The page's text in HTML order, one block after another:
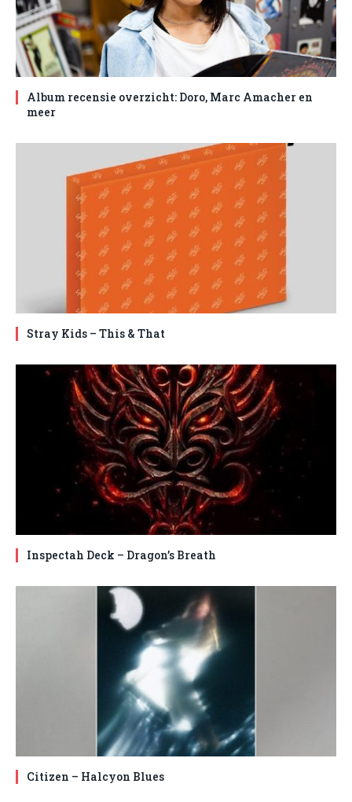
Album recensie overzicht: Doro, Marc Amacher en
meer
Stray Kids – This & That
Inspectah Deck – Dragon’s Breath
Citizen – Halcyon Blues